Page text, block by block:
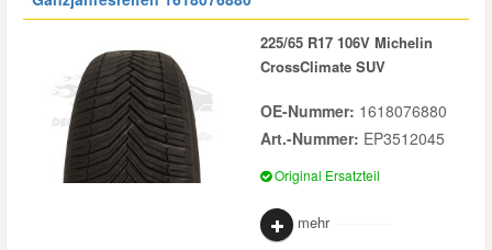
225/65 R17 106V Michelin
CrossClimate SUV
OE-Nummer: 1618076880
Art.-Nummer: EP3512045
Original Ersatzteil
mehr